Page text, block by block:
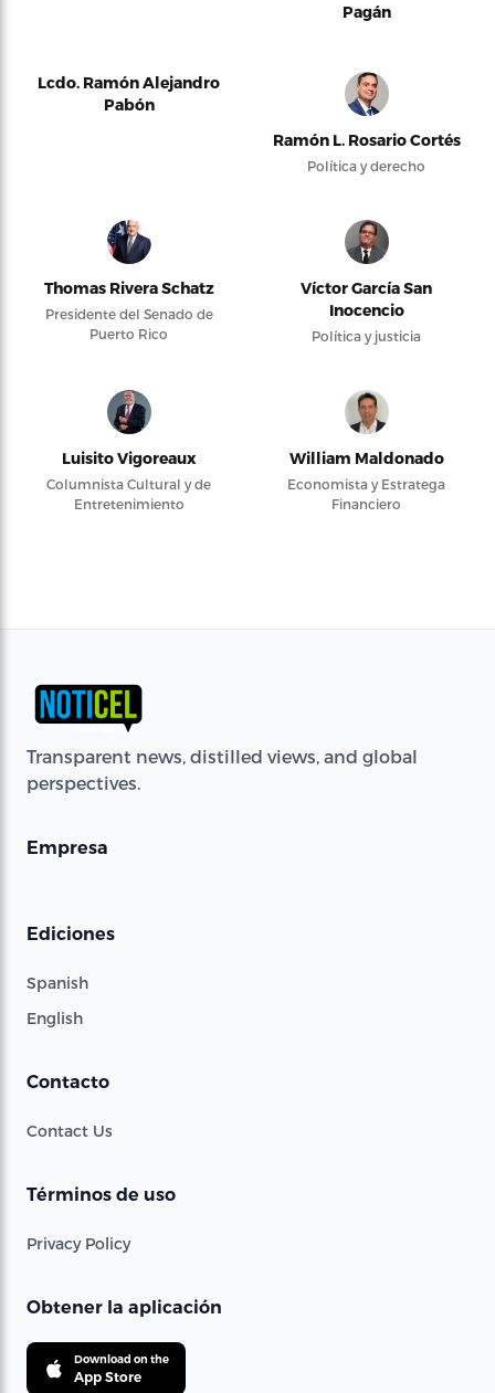
Pagán
Lcdo. Ramón Alejandro
Pabón
Ramón L. Rosario Cortés
Política y derecho
Thomas Rivera Schatz
Presidente del Senado de
Puerto Rico
Víctor García San
Inocencio
Política y justicia
Luisito Vigoreaux
Columnista Cultural y de
Entretenimiento
William Maldonado
Economista y Estratega
Financiero
Transparent news, distilled views, and global
perspectives.
Empresa
Ediciones
Spanish
English
Contacto
Contact Us
Términos de uso
Privacy Policy
Obtener la aplicación
Download on the
App Store